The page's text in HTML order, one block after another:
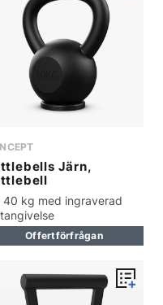
Järn,
40 kg med ingraverad
Offertförfrågan